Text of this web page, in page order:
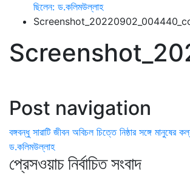
ছিলেন: ড.কলিমউল্লাহ
Post navigation
বঙ্গবন্ধু সারাটি জীবন অবিচল চিত্তে নিষ্ঠার সঙ্গে মানুষের
ড.কলিমউল্লাহ
প্রেসওয়াচ নির্বাচিত সংবাদ